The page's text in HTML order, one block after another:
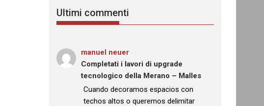
Ultimi commenti
manuel neuer
Completati i lavori di upgrade
tecnologico della Merano – Malles
: “
Cuando decoramos espacios con
techos altos o queremos delimitar